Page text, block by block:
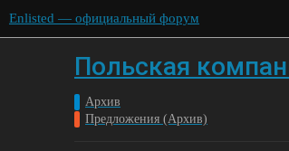
Enlisted — официальный форум
Польская
Архив
Предложения (Архив)